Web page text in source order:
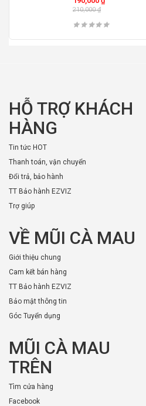
210,000₫
HỖ TRỢ KHÁCH
HÀNG
Tin tức HOT
Thanh toán, vận chuyển
Đổi trả, bảo hành
TT Bảo hành EZVIZ
Trợ giúp
VỀ MŨI CÀ MAU
Giới thiệu chung
Cam kết bán hàng
TT Bảo hành EZVIZ
Bảo mật thông tin
Góc Tuyển dụng
MŨI CÀ MAU
TRÊN
Tìm cửa hàng
Facebook